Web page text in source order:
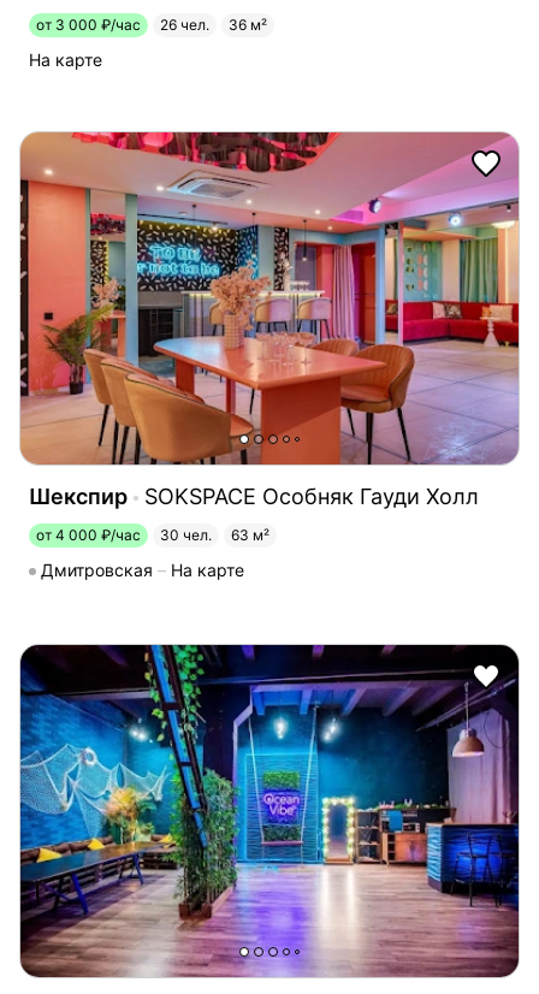
от 3 000 ₽/час 26 чел. 36 м²
На карте
Шекспир SOKSPACE Особняк Гауди Холл
от 4 000 ₽/час 30 чел. 63 м²
Дмитровская На карте